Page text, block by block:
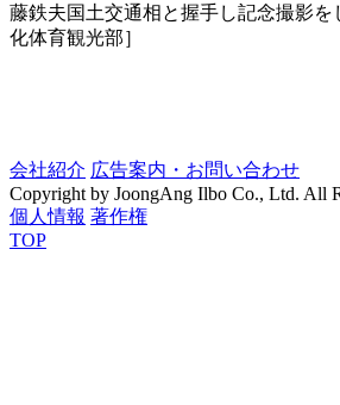
藤鉄夫国土交通相と握手し記念撮影
化体育観光部］
会社紹介 広告案内・お問い合わせ
Copyright by JoongAng Ilbo Co., Ltd. All
個人情報 著作権
TOP